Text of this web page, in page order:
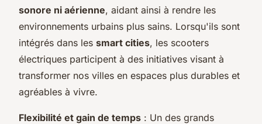
sonore ni aérienne, aidant ainsi à rendre les
environnements urbains plus sains. Lorsqu'ils sont
intégrés dans les smart cities, les scooters
électriques participent à des initiatives visant à
transformer nos villes en espaces plus durables et
agréables à vivre.
Flexibilité et gain de temps : Un des grands